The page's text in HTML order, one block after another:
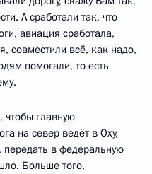
А сработали так, что
авиация сработала,
совместили всё, как надо,
помогали, то есть
главную
на север ведёт в Оху,
передать в федеральную
Больше того,